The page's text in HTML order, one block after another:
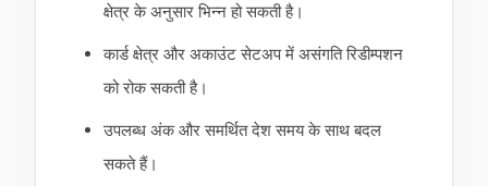
क्षेत्र के अनुसार भिन्न हो सकती है।
कार्ड क्षेत्र और अकाउंट सेटअप में असंगति रिडीम्पशन
को रोक सकती है।
उपलब्ध अंक और समर्थित देश समय के साथ बदल
सकते हैं।